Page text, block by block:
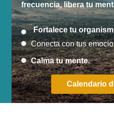
frecuencia, libera tu
Fortalece tu
Conecta con tus
Calma tu mente.
Calendario